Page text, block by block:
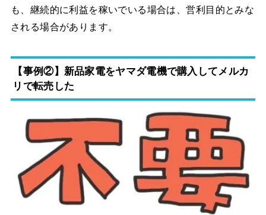
も、継続的に利益を稼いでいる場合は、営利目的とみな
される場合があります。
【事例②】新品家電をヤマダ電機で購入してメルカ
リで転売した